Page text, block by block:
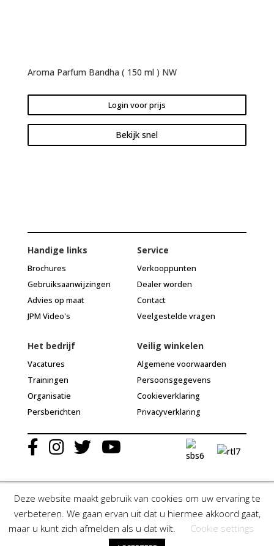
Aroma Parfum Bandha ( 150 ml ) NW
Login voor prijs
Bekijk snel
Handige links
Brochures
Gebruiksaanwijzingen
Advies op maat
JPM Video's
Service
Verkooppunten
Dealer worden
Contact
Veelgestelde vragen
Het bedrijf
Vacatures
Trainingen
Organisatie
Persberichten
Veilig winkelen
Algemene voorwaarden
Persoonsgegevens
Cookieverklaring
Privacyverklaring
© Jean Paul Myné Nederland 2020 | Alle rechten voorbehouden
Algemene voorwaarden| Webdesign & ontwikkeling door
Deze website maakt gebruik van cookies om uw ervaring te
verbeteren. We gaan ervan uit dat u hiermee akkoord gaat,
maar u kunt zich afmelden als u dat wilt.
Cookie settings